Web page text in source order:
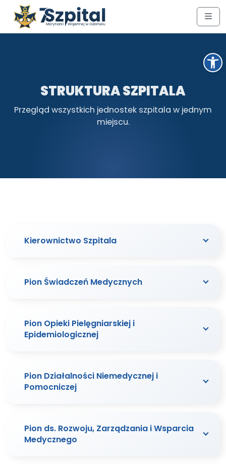
Przejdź do treści
Przejdź do stopki
STRUKTURA SZPITALA
Przegląd wszystkich jednostek szpitala w jednym
miejscu.
Kierownictwo Szpitala
Pion Świadczeń Medycznych
Pion Opieki Pielęgniarskiej i
Epidemiologicznej
Pion Działalności Niemedycznej i
Pomocniczej
Pion ds. Rozwoju, Zarządzania i Wsparcia
Medycznego